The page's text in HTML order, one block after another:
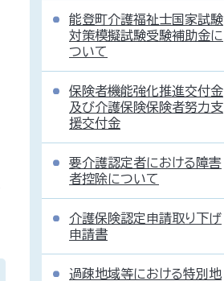
能登町介護福祉士国家試験
対策模擬試験受験補助金に
ついて
保険者機能強化推進交付金
及び介護保険保険者努力支
援交付金
要介護認定者における障害
者控除について
介護保険認定申請取り下げ
申請書
過疎地域等における特別地